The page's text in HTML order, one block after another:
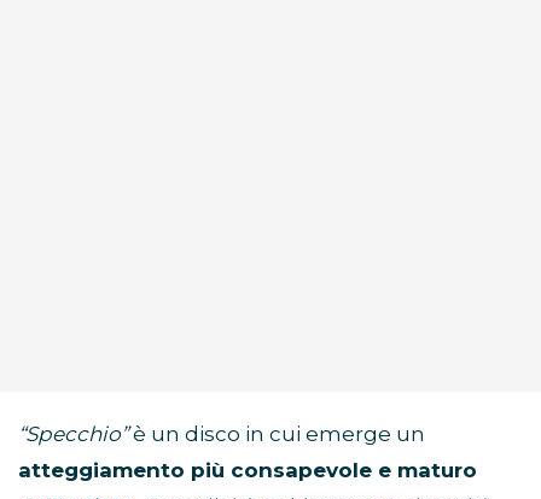
“Specchio”è un disco in cui emerge un
atteggiamento più consapevole e maturo